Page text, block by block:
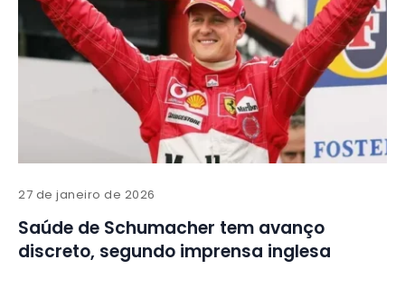
27 de janeiro de 2026
Saúde de Schumacher tem avanço
discreto, segundo imprensa inglesa